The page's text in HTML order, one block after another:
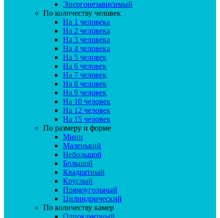
Энергонезависимый
По количеству человек
На 1 человека
На 2 человека
На 3 человека
На 4 человека
На 5 человек
На 6 человек
На 7 человек
На 8 человек
На 9 человек
На 10 человек
На 12 человек
На 15 человек
По размеру и форме
Мини
Маленький
Небольшой
Большой
Квадратный
Круглый
Прямоугольный
Цилиндрический
По количеству камер
Однокамерный